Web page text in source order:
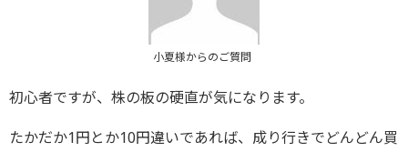
小夏様からのご質問
初心者ですが、株の板の硬直が気になります。
たかだか1円とか10円違いであれば、成り行きでどんどん買